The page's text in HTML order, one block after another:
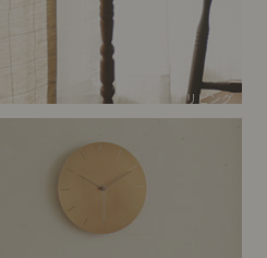
# リビング